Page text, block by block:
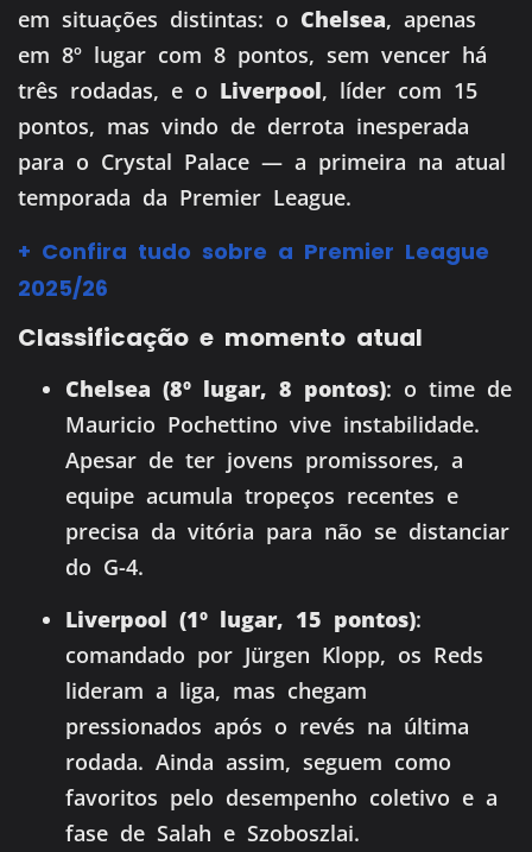
em situações distintas: o Chelsea, apenas
em 8º lugar com 8 pontos, sem vencer há
três rodadas, e o Liverpool, líder com 15
pontos, mas vindo de derrota inesperada
para o Crystal Palace — a primeira na atual
temporada da Premier League.
+ Confira tudo sobre a Premier League
2025/26
Classificação e momento atual
Chelsea (8º lugar, 8 pontos): o time de
Mauricio Pochettino vive instabilidade.
Apesar de ter jovens promissores, a
equipe acumula tropeços recentes e
precisa da vitória para não se distanciar
do G-4.
Liverpool (1º lugar, 15 pontos):
comandado por Jürgen Klopp, os Reds
lideram a liga, mas chegam
pressionados após o revés na última
rodada. Ainda assim, seguem como
favoritos pelo desempenho coletivo e a
fase de Salah e Szoboszlai.